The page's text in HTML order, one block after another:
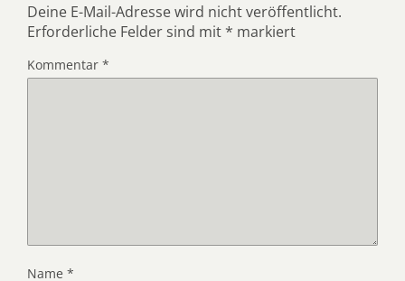
Deine E-Mail-Adresse wird nicht veröffentlicht.
Erforderliche Felder sind mit * markiert
Kommentar *
Name *